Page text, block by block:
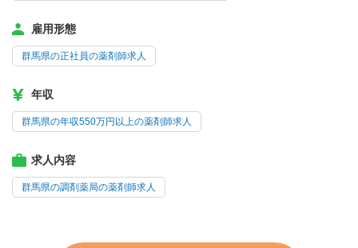
雇用形態
群馬県の正社員の薬剤師求人
年収
群馬県の年収550万円以上の薬剤師求人
求人内容
群馬県の調剤薬局の薬剤師求人